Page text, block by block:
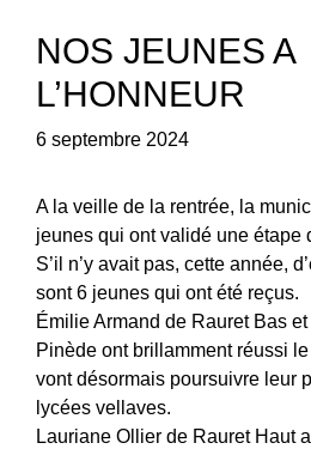
NOS JEUNES A
L’HONNEUR
6 septembre 2024
A la veille de la rentrée, la
jeunes qui ont validé une étape
S’il n’y avait pas, cette année,
sont 6 jeunes qui ont été reçus.
Émilie Armand de Rauret Bas
Pinède ont brillamment réussi
vont désormais poursuivre leur
lycées vellaves.
Lauriane Ollier de Rauret Haut